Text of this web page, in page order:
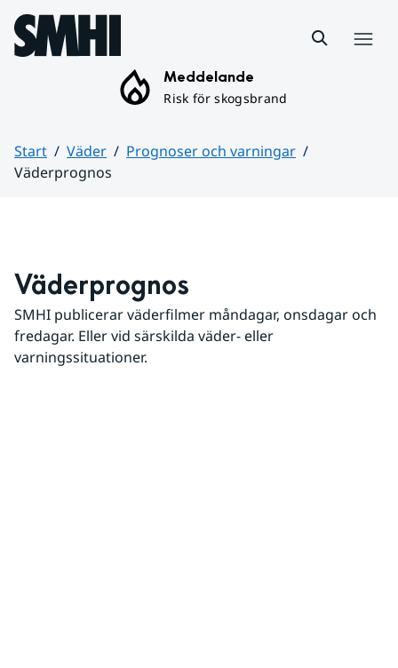
Hoppa till sidans innehåll
Meddelande
Risk för skogsbrand
Start Väder
Prognoser och varningar
Väderprognos
Väderprognos
SMHI publicerar väderfilmer måndagar, onsdagar och
fredagar. Eller vid särskilda väder- eller
varningssituationer.